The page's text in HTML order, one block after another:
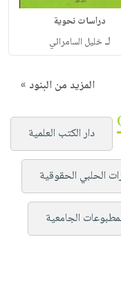
دراسات نحوية
لـخليل السامرائي
المزيد من البنود »
دار الكتب العلمية
الحلبي الحقوقية
الجامعية